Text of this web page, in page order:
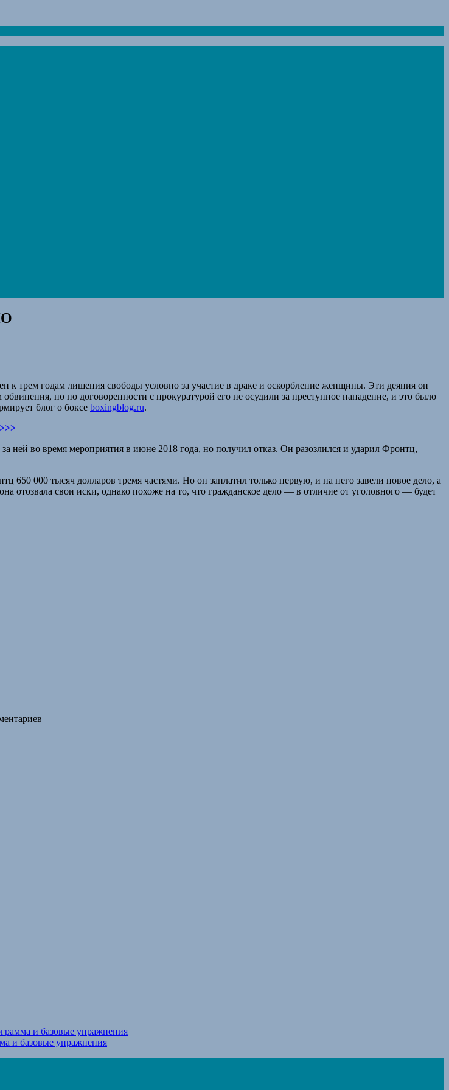
к трем годам лишения свободы условно за участие в драке и оскорбление женщины. Эти деяния он
но по договоренности с прокуратурой его не осудили за преступное нападение, и это было
блог о боксе boxingblog.ru.
ней во время мероприятия в июне 2018 года, но получил отказ. Он разозлился и ударил Фронтц,
000 тысяч долларов тремя частями. Но он заплатил только первую, и на него завели новое дело, а
отозвала свои иски, однако похоже на то, что гражданское дело — в отличие от уголовного — будет
и базовые упражнения
и базовые упражнения